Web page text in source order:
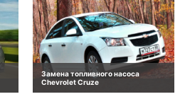
Замена топливного насоса
Chevrolet Cruze